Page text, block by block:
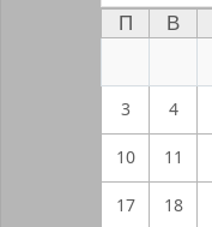
П В
3 4
10 11
17 18